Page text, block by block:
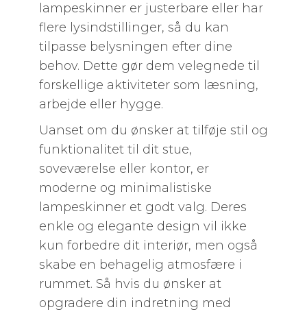
lampeskinner er justerbare eller har
flere lysindstillinger, så du kan
tilpasse belysningen efter dine
behov. Dette gør dem velegnede til
forskellige aktiviteter som læsning,
arbejde eller hygge.
Uanset om du ønsker at tilføje stil og
funktionalitet til dit stue,
soveværelse eller kontor, er
moderne og minimalistiske
lampeskinner et godt valg. Deres
enkle og elegante design vil ikke
kun forbedre dit interiør, men også
skabe en behagelig atmosfære i
rummet. Så hvis du ønsker at
opgradere din indretning med